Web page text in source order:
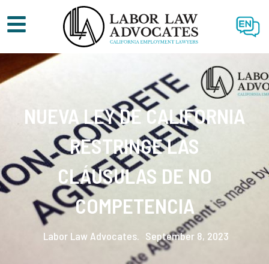
EN
NUEVA LEY DE CALIFORNIA
RESTRINGE LAS
CLÁUSULAS DE NO
COMPETENCIA
Labor Law Advocates. September 8, 2023